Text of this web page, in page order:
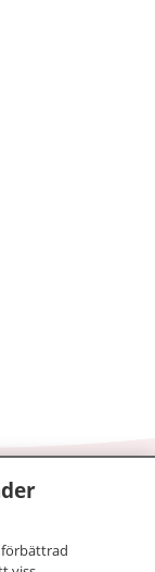
vård
om
förbättrad